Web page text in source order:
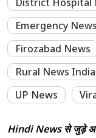
Emergency
Firozabad News
Rural News India
UP News
Hindi News से जुड़े